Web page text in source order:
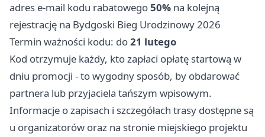
adres e-mail kodu rabatowego50% na kolejną
rejestrację na Bydgoski Bieg Urodzinowy 2026
Termin ważności kodu: do21 lutego
Kod otrzymuje każdy, kto zapłaci opłatę startową w
dniu promocji - to wygodny sposób, by obdarować
partnera lub przyjaciela tańszym wpisowym.
Informacje o zapisach i szczegółach trasy dostępne są
u organizatorów oraz na stronie miejskiego projektu